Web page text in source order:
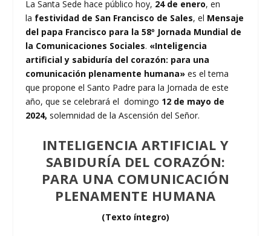
La Santa Sede hace público hoy, 24 de enero, en
la festividad de San Francisco de Sales, el Mensaje
del papa Francisco para la 58º Jornada Mundial de
la Comunicaciones Sociales. «Inteligencia
artificial y sabiduría del corazón: para una
comunicación plenamente humana» es el tema
que propone el Santo Padre para la Jornada de este
año, que se celebrará el domingo 12 de mayo de
2024, solemnidad de la Ascensión del Señor.
INTELIGENCIA ARTIFICIAL Y
SABIDURÍA DEL CORAZÓN:
PARA UNA COMUNICACIÓN
PLENAMENTE HUMANA
(Texto íntegro)